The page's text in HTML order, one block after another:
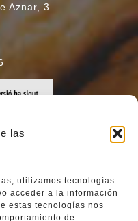
las
utilizamos tecnologías
acceder a la información
estas tecnologías nos
de
Aznar, 3